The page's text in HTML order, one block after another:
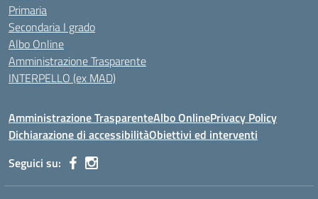
Primaria
Secondaria I grado
Albo Online
Amministrazione Trasparente
INTERPELLO (ex MAD)
Amministrazione TrasparenteAlbo OnlinePrivacy Policy
Dichiarazione di accessibilitàObiettivi ed interventi
Seguici su: